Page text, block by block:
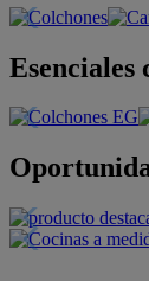
Esenciales